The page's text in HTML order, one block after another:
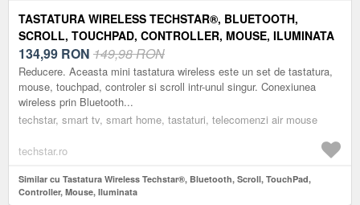
TASTATURA WIRELESS TECHSTAR®, BLUETOOTH,
SCROLL, TOUCHPAD, CONTROLLER, MOUSE, ILUMINATA
134,99 RON 149,98 RON
Reducere. Aceasta mini tastatura wireless este un set de tastatura,
mouse, touchpad, controler si scroll intr-unul singur. Conexiunea
wireless prin Bluetooth...
techstar, smart tv, smart home, tastaturi, telecomenzi air mouse
techstar.ro
Similar cu Tastatura Wireless Techstar®, Bluetooth, Scroll, TouchPad,
Controller, Mouse, Iluminata